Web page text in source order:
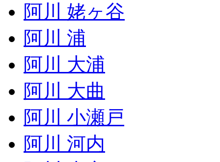
阿川 姥ヶ谷
阿川 浦
阿川 大浦
阿川 大曲
阿川 小瀬戸
阿川 河内